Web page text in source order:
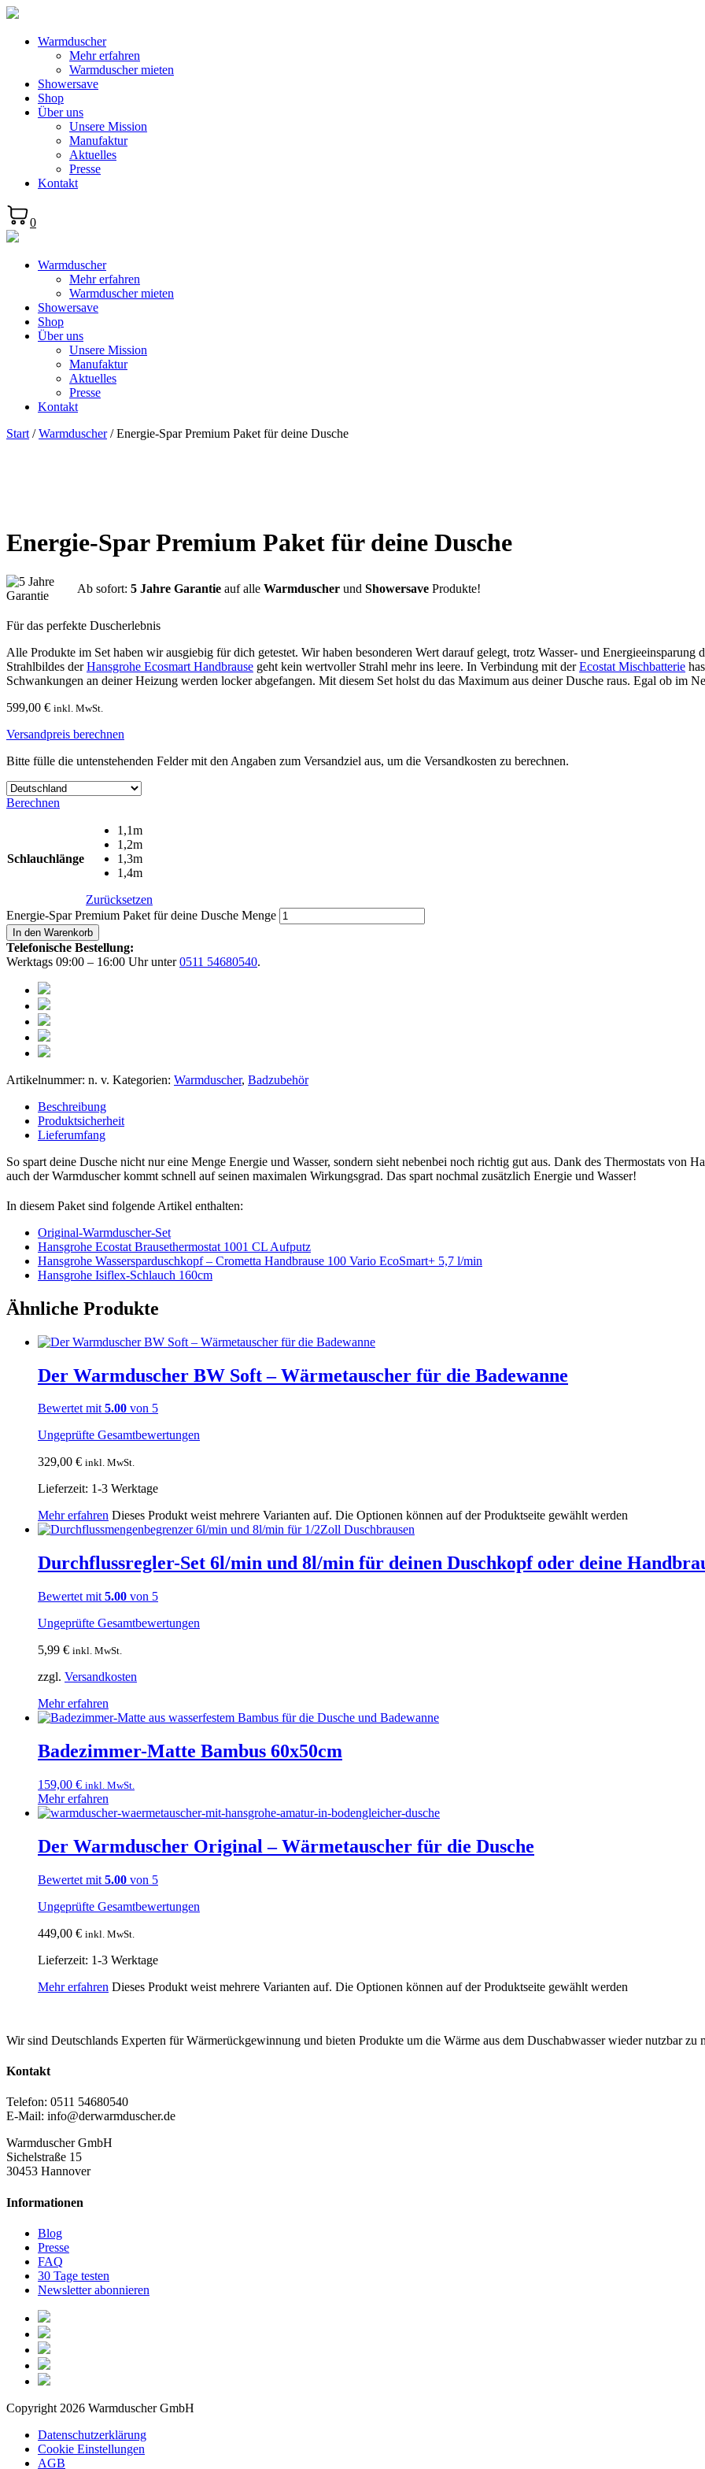
Warmduscher
Mehr erfahren
Warmduscher mieten
Showersave
Shop
Über uns
Unsere Mission
Manufaktur
Aktuelles
Presse
Kontakt
0
Warmduscher
Mehr erfahren
Warmduscher mieten
Showersave
Shop
Über uns
Unsere Mission
Manufaktur
Aktuelles
Presse
Kontakt
Start /Warmduscher/ Energie-Spar Premium Paket für deine Dusche
Energie-Spar Premium Paket für deine Dusche
Ab sofort: 5 Jahre Garantie auf alle Warmduscher und Showersave Produkte!
Für das perfekte Duscherlebnis
Alle Produkte im Set haben wir ausgiebig für dich getestet. Wir haben besonderen Wert darauf gelegt, trotz Wasser- und
Strahlbildes derHansgrohe Ecosmart Handbrause geht kein wertvoller Strahl mehr ins leere. In Verbindung mit derEcostat Mischbatterie
Schwankungen an deiner Heizung werden locker abgefangen. Mit diesem Set holst du das Maximum aus deiner Dusche raus. Egal ob im
599,00 € inkl. MwSt.
Versandpreis berechnen
Bitte fülle die untenstehenden Felder mit den Angaben zum Versandziel aus, um die Versandkosten zu berechnen.
Berechnen
Schlauchlänge
1,1m
1,2m
1,3m
1,4m
Zurücksetzen
Energie-Spar Premium Paket für deine Dusche Menge
In den Warenkorb
Telefonische Bestellung:
Werktags 09:00 – 16:00 Uhr unter0511 54680540.
Artikelnummer: n. v. Kategorien: Warmduscher, Badzubehör
Beschreibung
Produktsicherheit
Lieferumfang
So spart deine Dusche nicht nur eine Menge Energie und Wasser, sondern sieht nebenbei noch richtig gut aus. Dank des Thermostats von
auch der Warmduscher kommt schnell auf seinen maximalen Wirkungsgrad. Das spart nochmal zusätzlich Energie und Wasser!
In diesem Paket sind folgende Artikel enthalten:
Original-Warmduscher-Set
Hansgrohe Ecostat Brausethermostat 1001 CL Aufputz
Hansgrohe Wassersparduschkopf – Crometta Handbrause 100 Vario EcoSmart+ 5,7 l/min
Hansgrohe Isiflex-Schlauch 160cm
Ähnliche Produkte
Der Warmduscher BW Soft – Wärmetauscher für die Badewanne
Bewertet mit5.00 von 5
Ungeprüfte Gesamtbewertungen
329,00 € inkl. MwSt.
Lieferzeit: 1-3 Werktage
Mehr erfahren Dieses Produkt weist mehrere Varianten auf. Die Optionen können auf der Produktseite gewählt werden
Durchflussregler-Set 6l/min und 8l/min für deinen Duschkopf oder deine
Bewertet mit 5.00 von 5
Ungeprüfte Gesamtbewertungen
5,99 € inkl. MwSt.
zzgl. Versandkosten
Mehr erfahren
Badezimmer-Matte Bambus 60x50cm
159,00 € inkl. MwSt.
Mehr erfahren
Der Warmduscher Original – Wärmetauscher für die Dusche
Bewertet mit 5.00 von 5
Ungeprüfte Gesamtbewertungen
449,00 € inkl. MwSt.
Lieferzeit: 1-3 Werktage
Mehr erfahren Dieses Produkt weist mehrere Varianten auf. Die Optionen können auf der Produktseite gewählt werden
Wir sind Deutschlands Experten für Wärmerückgewinnung und bieten Produkte um die Wärme aus dem Duschabwasser wieder nutzbar zu
Kontakt
Telefon: 0511 54680540
E-Mail: info@derwarmduscher.de
Warmduscher GmbH
Sichelstraße 15
30453 Hannover
Informationen
Blog
Presse
FAQ
30 Tage testen
Newsletter abonnieren
Copyright 2026 Warmduscher GmbH
Datenschutzerklärung
Cookie Einstellungen
AGB